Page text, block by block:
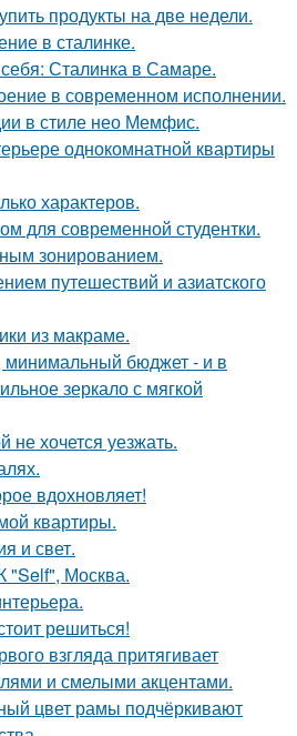
продукты на две недели.
в сталинке.
Сталинка в Самаре.
в современном исполнении.
в стиле нео Мемфис.
однокомнатной квартиры
характеров.
для современной студентки.
зонированием.
путешествий и азиатского
из макраме.
бюджет - и в
зеркало с мягкой
не хочется уезжать.
вдохновляет!
квартиры.
и свет.
"Self", Москва.
решиться!
взгляда притягивает
и смелыми акцентами.
цвет рамы подчёркивают